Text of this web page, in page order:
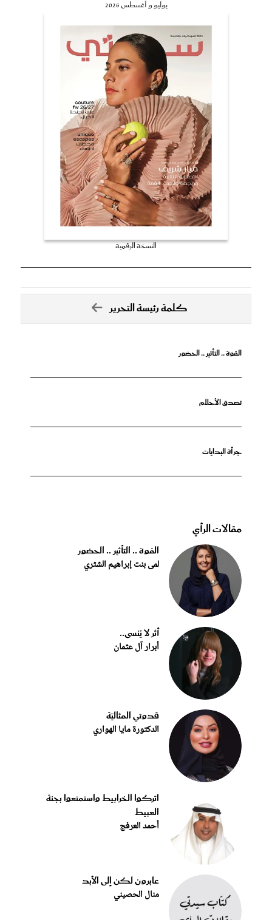
يوليو و أغسطس 2026
النسخة الرقمية
كلمة رئيسة التحرير
القوة .. التأثير .. الحضور
تصدق الأحلام
جرأة البدايات
مقالات الرأي
القوة .. التأثير .. الحضور
لمى بنت إبراهيم الشثري
أثر لا يُنسى..
أبرار آل عثمان
قدوتي المثاليّة
الدكتورة مايا الهواري
اتركوا الخرابيط واستمتعوا بجنة
العبيط
أحمد العرفج
عابرون لكن إلى الأبد
منال الحصيني